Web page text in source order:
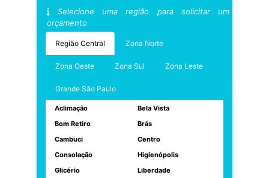
Selecione uma região para solicitar um
orçamento
Região Central Zona Norte
Zona Oeste Zona Sul Zona Leste
Grande São Paulo
Aclimação
Bela Vista
Bom Retiro
Brás
Cambuci
Centro
Consolação
Higienópolis
Glicério
Liberdade